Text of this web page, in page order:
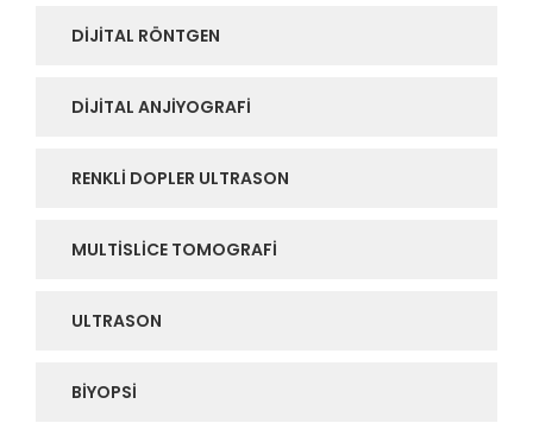
DIJITAL RÖNTGEN
DIJITAL ANJIYOGRAFI
RENKLI DOPLER ULTRASON
MULTISLICE TOMOGRAFI
ULTRASON
BIYOPSI